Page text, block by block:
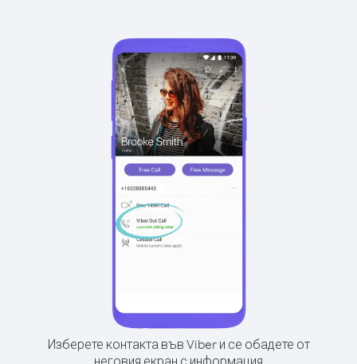
Изберете контакта във Viber и се обадете от
неговия екран с информация